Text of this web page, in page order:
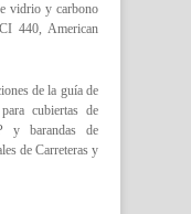
vidrio y carbono
440, American
de la guía de
cubiertas de
y barandas de
de Carreteras y